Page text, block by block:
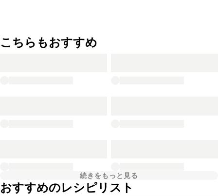
こちらもおすすめ
続きをもっと見る
おすすめのレシピリスト